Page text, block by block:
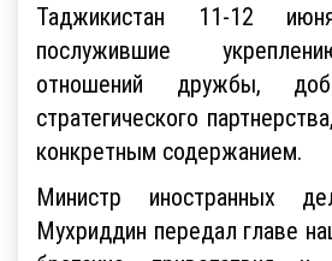
Таджикистан 11-12
послужившие
отношений дружбы,
стратегического
конкретным содержанием.
Министр иностранных
Мухриддин передал главе